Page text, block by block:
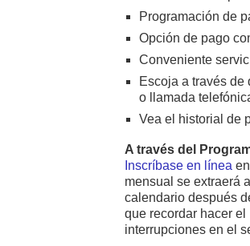
Programación de
Opción de pago
Conveniente
Escoja a través
o llamada
Vea el historial de
A través del
Inscríbase en línea
mensual se extraerá
calendario después
que recordar hacer
interrupciones en el